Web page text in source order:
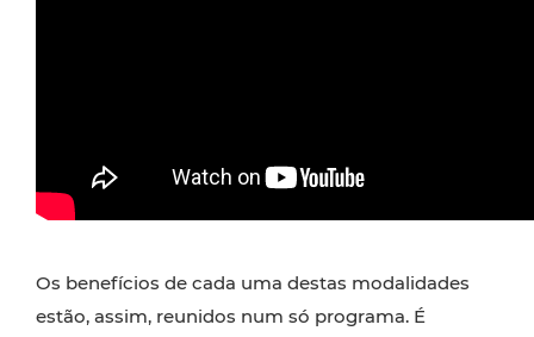
Os benefícios de cada uma destas modalidades
estão, assim, reunidos num só programa. É